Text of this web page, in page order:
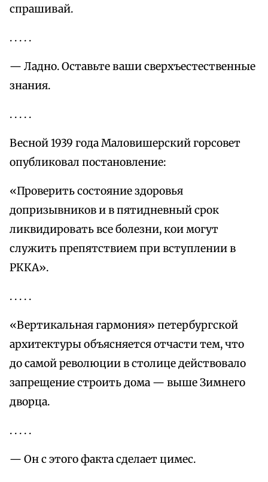
спрашивай.
. . . . .
— Ладно. Оставьте ваши сверхъестественные
знания.
. . . . .
Весной 1939 года Маловишерский горсовет
опубликовал постановление:
«Проверить состояние здоровья
допризывников и в пятидневный срок
ликвидировать все болезни, кои могут
служить препятствием при вступлении в
РККА».
. . . . .
«Вертикальная гармония» петербургской
архитектуры объясняется отчасти тем, что
до самой революции в столице действовало
запрещение строить дома — выше Зимнего
дворца.
. . . . .
— Он с этого факта сделает цимес.